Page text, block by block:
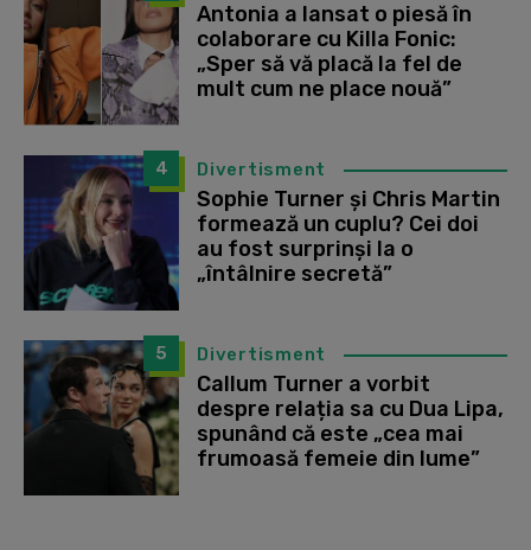
Antonia a lansat o piesă în
colaborare cu Killa Fonic:
„Sper să vă placă la fel de
mult cum ne place nouă”
4 Divertisment
Sophie Turner și Chris Martin
formează un cuplu? Cei doi
au fost surprinși la o
„întâlnire secretă”
5 Divertisment
Callum Turner a vorbit
despre relația sa cu Dua Lipa,
spunând că este „cea mai
frumoasă femeie din lume”